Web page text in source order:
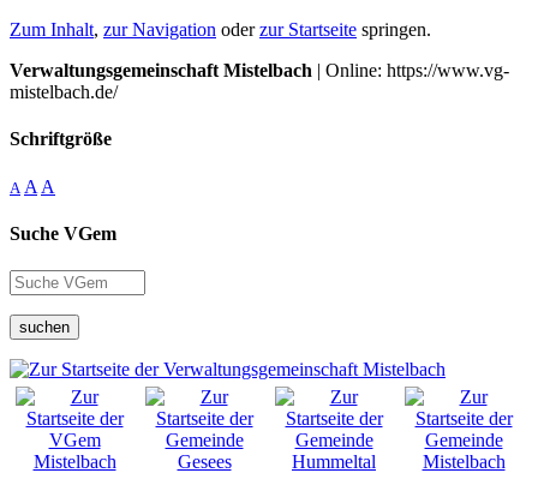
Zum Inhalt, zur Navigation oderzur Startseite springen.
Verwaltungsgemeinschaft Mistelbach | Online: https://www.vg-
mistelbach.de/
Schriftgröße
A A A
Suche VGem
suchen